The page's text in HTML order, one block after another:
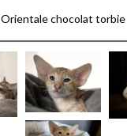
Orientale chocolat torbie